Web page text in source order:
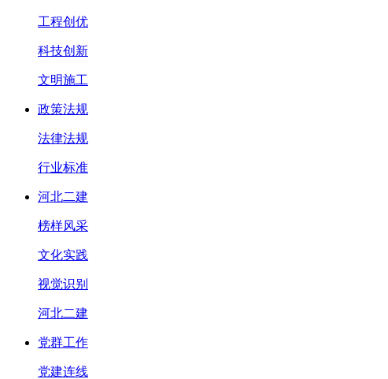
工程创优
科技创新
文明施工
政策法规
法律法规
行业标准
河北二建
榜样风采
文化实践
视觉识别
河北二建
党群工作
党建连线